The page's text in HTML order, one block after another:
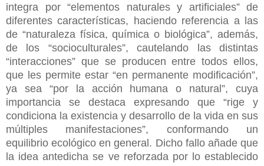
integra por “elementos naturales y artificiales” de
diferentes características, haciendo referencia a las
de “naturaleza física, química o biológica”, además,
de los “socioculturales”, cautelando las distintas
“interacciones” que se producen entre todos ellos,
que les permite estar “en permanente modificación”,
ya sea “por la acción humana o natural”, cuya
importancia se destaca expresando que “rige y
condiciona la existencia y desarrollo de la vida en sus
múltiples manifestaciones”, conformando un
equilibrio ecológico en general. Dicho fallo añade que
la idea antedicha se ve reforzada por lo establecido